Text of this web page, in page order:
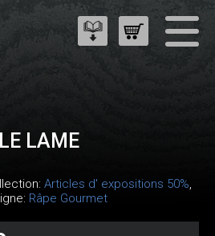
LAME
Articles d' expositions 50%,
Râpe Gourmet